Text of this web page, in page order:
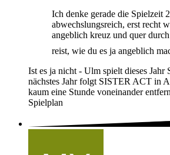
Ich denke gerade die Spielzeit
abwechslungsreich, erst recht
angeblich kreuz und quer
reist, wie du es ja angeblich
Ist es ja nicht - Ulm spielt dieses
nächstes Jahr folgt SISTER ACT in
kaum eine Stunde voneinander
Spielplan